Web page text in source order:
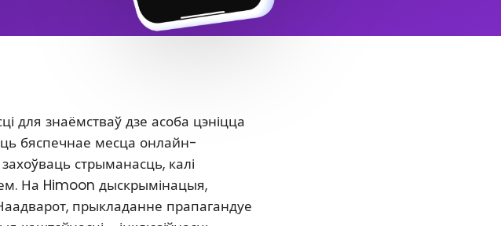
для знаёмстваў дзе асоба цэніцца
бяспечнае месца онлайн-
стрыманасць, калі
На Himoon дыскрымінацыя,
прыкладанне прапагандуе